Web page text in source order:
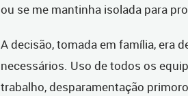
ou se me mantinha isolada para
A decisão, tomada em família, era
necessários. Uso de todos os
trabalho, desparamentação